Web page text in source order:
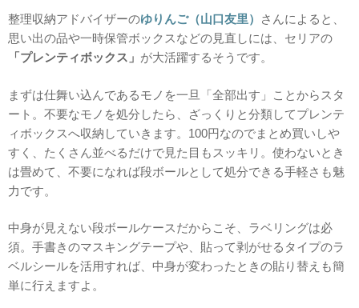
整理収納アドバイザーのゆりんご（山口友里）
さんによると、
思い出の品や一時保管ボックスなどの見直しには、セリアの
「プレンティボックス」 が大活躍するそうです。
まずは仕舞い込んであるモノを一旦「全部出す」ことからスタ
ート。不要なモノを処分したら、ざっくりと分類してプレンテ
ィボックスへ収納していきます。100円なのでまとめ買いしや
すく、たくさん並べるだけで見た目もスッキリ。使わないとき
は畳めて、不要になれば段ボールとして処分できる手軽さも魅
力です。
中身が見えない段ボールケースだからこそ、ラベリングは必
須。手書きのマスキングテープや、貼って剥がせるタイプのラ
ベルシールを活用すれば、中身が変わったときの貼り替えも簡
単に行えますよ。